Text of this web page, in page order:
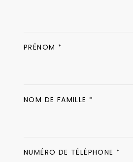
PRÉNOM *
NOM DE FAMILLE *
NUMÉRO DE TÉLÉPHONE *